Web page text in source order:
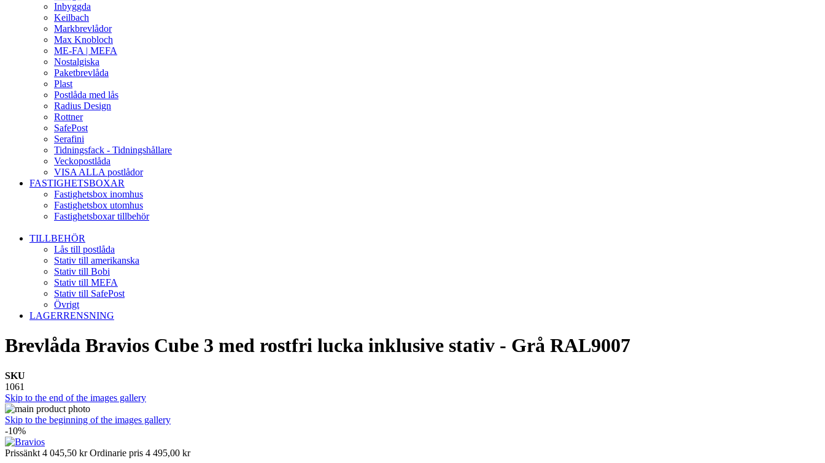
Inbyggda
Keilbach
Markbrevlådor
Max Knobloch
ME-FA | MEFA
Nostalgiska
Paketbrevlåda
Plast
Postlåda med lås
Radius Design
Rottner
SafePost
Serafini
Tidningsfack - Tidningshållare
Veckopostlåda
VISA ALLA postlådor
FASTIGHETSBOXAR
Fastighetsbox inomhus
Fastighetsbox utomhus
Fastighetsboxar tillbehör
TILLBEHÖR
Lås till postlåda
Stativ till amerikanska
Stativ till Bobi
Stativ till MEFA
Stativ till SafePost
Övrigt
LAGERRENSNING
Brevlåda Bravios Cube 3 med rostfri lucka inklusive stativ - Grå RAL9007
SKU
1061
Skip to the end of the images gallery
Skip to the beginning of the images gallery
-10%
Prissänkt 4 045,50 kr Ordinarie pris 4 495,00 kr